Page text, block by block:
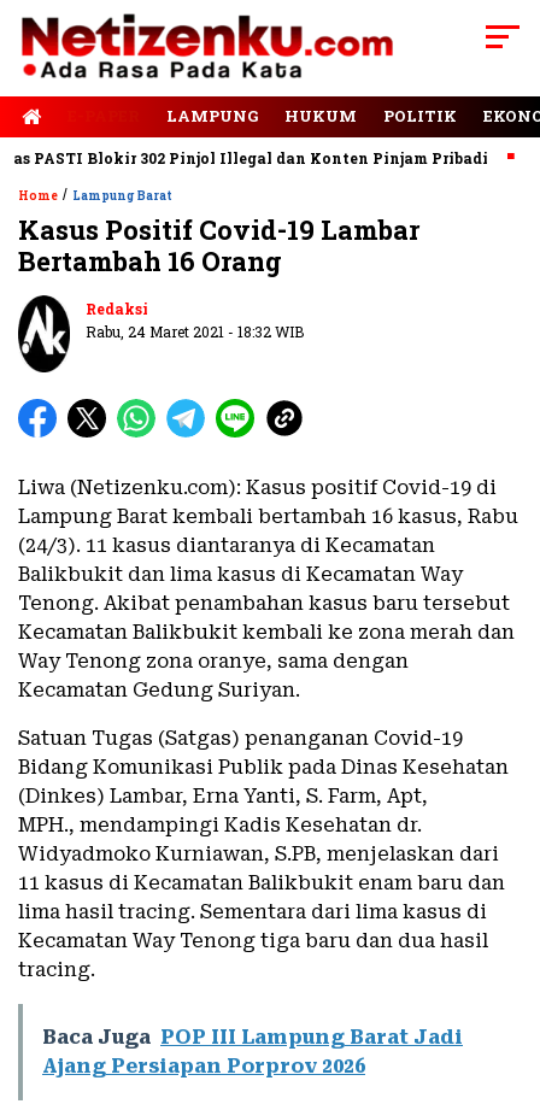
LAMPUNG HUKUM POLITIK
Blokir 302 Pinjol Illegal dan Konten Pinjam Pribadi
Home / Lampung Barat
Kasus Positif Covid-19 Lambar
Bertambah 16 Orang
Redaksi
Rabu, 24 Maret 2021 - 18:32 WIB
Liwa (Netizenku.com): Kasus positif Covid-19 di
Lampung Barat kembali bertambah 16 kasus, Rabu
(24/3). 11 kasus diantaranya di Kecamatan
Balikbukit dan lima kasus di Kecamatan Way
Tenong. Akibat penambahan kasus baru tersebut
Kecamatan Balikbukit kembali ke zona merah dan
Way Tenong zona oranye, sama dengan
Kecamatan Gedung Suriyan.
Satuan Tugas (Satgas) penanganan Covid-19
Bidang Komunikasi Publik pada Dinas Kesehatan
(Dinkes) Lambar, Erna Yanti, S. Farm, Apt,
MPH., mendampingi Kadis Kesehatan dr.
Widyadmoko Kurniawan, S.PB, menjelaskan dari
11 kasus di Kecamatan Balikbukit enam baru dan
lima hasil tracing. Sementara dari lima kasus di
Kecamatan Way Tenong tiga baru dan dua hasil
tracing.
Baca Juga POP III Lampung Barat Jadi
Ajang Persiapan Porprov 2026